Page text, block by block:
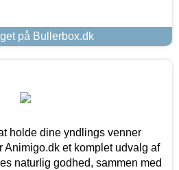
på Bullerbox.dk
holde dine yndlings venner
Animigo.dk et komplet udvalg af
naturlig godhed, sammen med